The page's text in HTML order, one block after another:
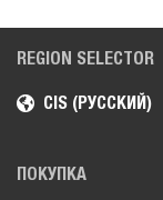
REGION SELECTOR
CIS (РУССКИЙ)
ПОКУПКА